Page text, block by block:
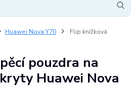
Huawei Nova Y70
Flip knížková
pouzdra na
Huawei Nova